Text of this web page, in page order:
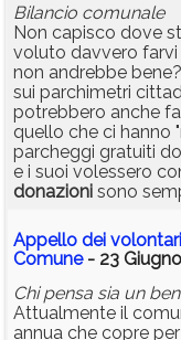
Bilancio comunale
Non capisco dove
voluto davvero
non andrebbe
sui parchimetri
potrebbero anche
quello che ci hanno
parcheggi gratuiti
e i suoi volessero
donazioni sono
Appello dei
Comune- 23
Chi pensa sia un
Attualmente il
annua che copre